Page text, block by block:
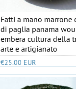
Fatti a mano marrone
di paglia panama
embera cultura della
arte e artigianato
€25.00 EUR